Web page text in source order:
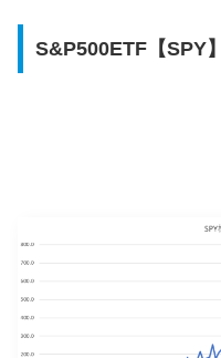
S&P500ETF【SPY